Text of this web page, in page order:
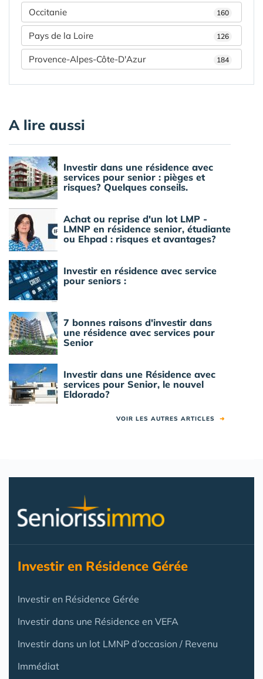
Occitanie 160
Pays de la Loire 126
Provence-Alpes-Côte-D'Azur 184
A lire aussi
Investir dans une résidence avec
services pour senior : pièges et
risques? Quelques conseils.
Achat ou reprise d'un lot LMP -
LMNP en résidence senior, étudiante
ou Ehpad : risques et avantages?
Investir en résidence avec service
pour seniors :
7 bonnes raisons d'investir dans
une résidence avec services pour
Senior
Investir dans une Résidence avec
services pour Senior, le nouvel
Eldorado?
VOIR LES AUTRES ARTICLES ➜
Investir en Résidence Gérée
Investir en Résidence Gérée
Investir dans une Résidence en VEFA
Investir dans un lot LMNP d’occasion / Revenu
Immédiat